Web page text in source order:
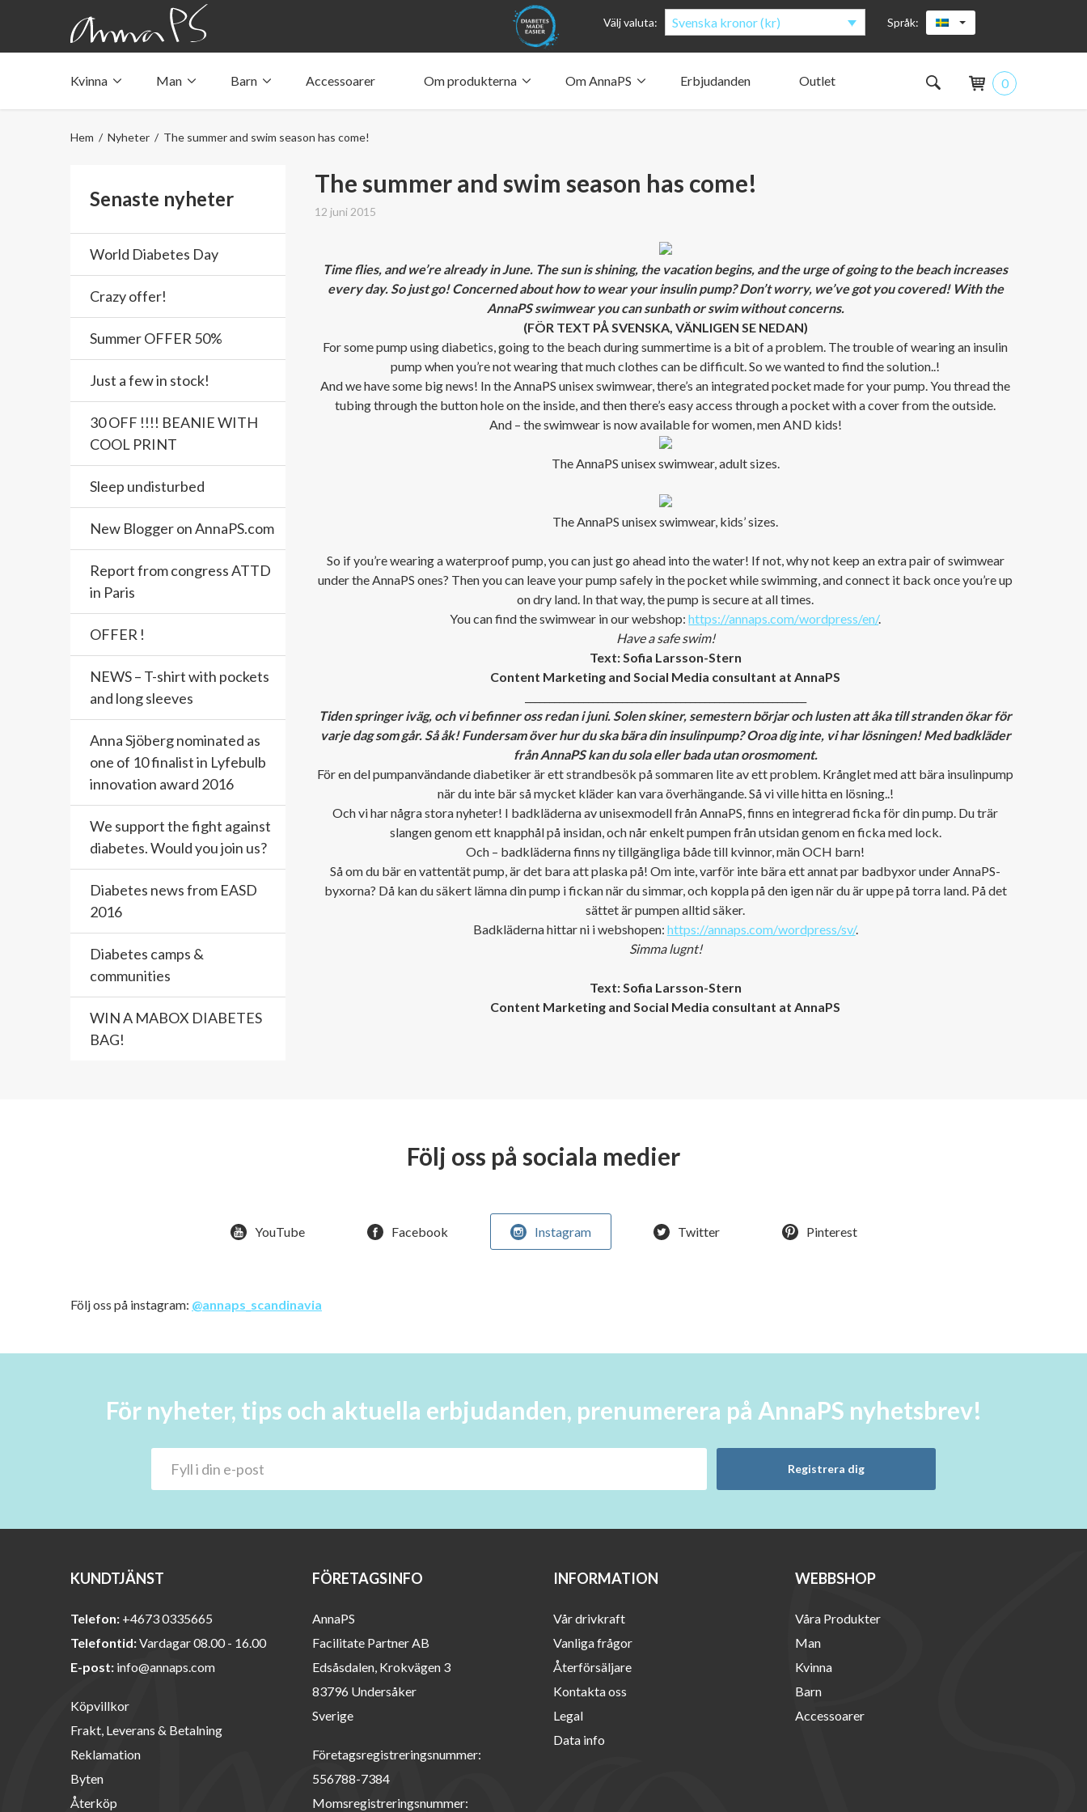
Välj valuta: Svenska kronor (kr) Språk:
0
Kvinna
Badkläder med ficka
Man
Badkläder med ficka
Barn
Badkläder med ficka
Accessoarer Om produkterna Om AnnaPS Erbjudanden Outlet
Hem / Nyheter / The summer and swim season has come!
The summer and swim season has come!
12 juni 2015
Time flies, and we’re already in June. The sun is shining, the vacation begins, and the urge of going to the beach increases
every day. So just go! Concerned about how to wear your insulin pump? Don’t worry, we’ve got you covered! With the
AnnaPS swimwear you can sunbath or swim without concerns.
(FÖR TEXT PÅ SVENSKA, VÄNLIGEN SE NEDAN)
For some pump using diabetics, going to the beach during summertime is a bit of a problem. The trouble of wearing an insulin
pump when you’re not wearing that much clothes can be difficult. So we wanted to find the solution..!
And we have some big news! In the AnnaPS unisex swimwear, there’s an integrated pocket made for your pump. You thread the
tubing through the button hole on the inside, and then there’s easy access through a pocket with a cover from the outside.
And – the swimwear is now available for women, men AND kids!
The AnnaPS unisex swimwear, adult sizes.
The AnnaPS unisex swimwear, kids’ sizes.
So if you’re wearing a waterproof pump, you can just go ahead into the water! If not, why not keep an extra pair of swimwear
under the AnnaPS ones? Then you can leave your pump safely in the pocket while swimming, and connect it back once you’re up
on dry land. In that way, the pump is secure at all times.
You can find the swimwear in our webshop:https://annaps.com/wordpress/en/.
Have a safe swim!
Text: Sofia Larsson-Stern
Content Marketing and Social Media consultant at AnnaPS
Tiden springer iväg, och vi befinner oss redan i juni. Solen skiner, semestern börjar och lusten att åka till stranden ökar för
varje dag som går. Så åk! Fundersam över hur du ska bära din insulinpump? Oroa dig inte, vi har lösningen! Med badkläder
från AnnaPS kan du sola eller bada utan orosmoment.
För en del pumpanvändande diabetiker är ett strandbesök på sommaren lite av ett problem. Krånglet med att bära insulinpump
när du inte bär så mycket kläder kan vara överhängande. Så vi ville hitta en lösning..!
Och vi har några stora nyheter! I badkläderna av unisexmodell från AnnaPS, finns en integrerad ficka för din pump. Du trär
slangen genom ett knapphål på insidan, och når enkelt pumpen från utsidan genom en ficka med lock.
Och – badkläderna finns ny tillgängliga både till kvinnor, män OCH barn!
Så om du bär en vattentät pump, är det bara att plaska på! Om inte, varför inte bära ett annat par badbyxor under AnnaPS-
byxorna? Då kan du säkert lämna din pump i fickan när du simmar, och koppla på den igen när du är uppe på torra land. På det
sättet är pumpen alltid säker.
Badkläderna hittar ni i webshopen: https://annaps.com/wordpress/sv/.
Simma lugnt!
Text: Sofia Larsson-Stern
Content Marketing and Social Media consultant at AnnaPS
Senaste nyheter
World Diabetes Day
Crazy offer!
Summer OFFER 50%
Just a few in stock!
30 OFF !!!! BEANIE WITH
COOL PRINT
Sleep undisturbed
New Blogger on AnnaPS.com
Report from congress ATTD
in Paris
OFFER !
NEWS – T-shirt with pockets
and long sleeves
Anna Sjöberg nominated as
one of 10 finalist in Lyfebulb
innovation award 2016
We support the fight against
diabetes. Would you join us?
Diabetes news from EASD
2016
Diabetes camps &
communities
WIN A MABOX DIABETES
BAG!
Följ oss på sociala medier
YouTube Facebook Instagram Twitter Pinterest
Följ oss på instagram: @annaps_scandinavia
För nyheter, tips och aktuella erbjudanden, prenumerera på AnnaPS nyhetsbrev!
Registrera dig
KUNDTJÄNST
Telefon: +4673 0335665
Telefontid:Vardagar 08.00 - 16.00
E-post: info@annaps.com
Köpvillkor
Frakt, Leverans & Betalning
Reklamation
Byten
Återköp
FÖRETAGSINFO
AnnaPS
Facilitate Partner AB
Edsåsdalen, Krokvägen 3
83796 Undersåker
Sverige
Företagsregistreringsnummer:
556788-7384
Momsregistreringsnummer:
INFORMATION
Vår drivkraft
Vanliga frågor
Återförsäljare
Kontakta oss
Legal
Data info
WEBBSHOP
Våra Produkter
Man
Kvinna
Barn
Accessoarer